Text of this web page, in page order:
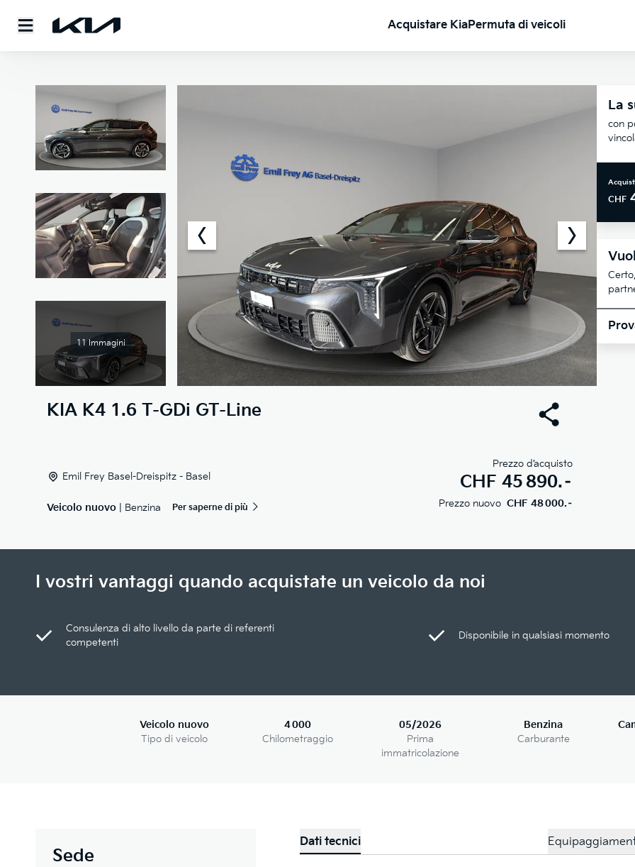
Acquistare KiaPermuta di veicoli
11 Immagini
KIA K4 1.6 T-GDi GT-Line
Emil Frey Basel-Dreispitz - Basel
Veicolo nuovo | Benzina Per saperne di più
Prezzo d’acquisto
CHF 45 890.–
Prezzo nuovo CHF 48 000.–
La
con
CHF
I vostri vantaggi quando acquistate un veicolo da noi
Consulenza di alto livello da parte di referenti
competenti
Disponibile in qualsiasi momento
Veicolo nuovo
Tipo di veicolo
4 000
Chilometraggio
05/2026
Prima
immatricolazione
Benzina
Carburante
Dati tecnici
Sede